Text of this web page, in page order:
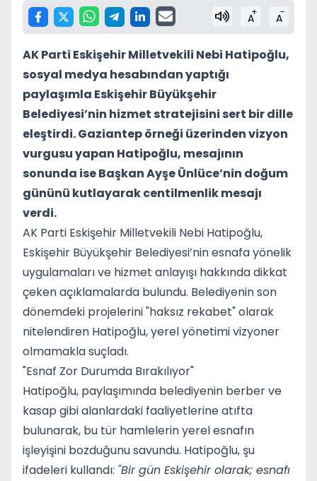
A+ A-
AK Parti Eskişehir Milletvekili Nebi Hatipoğlu,
sosyal medya hesabından yaptığı
paylaşımla Eskişehir Büyükşehir
Belediyesi’nin hizmet stratejisini sert bir dille
eleştirdi. Gaziantep örneği üzerinden vizyon
vurgusu yapan Hatipoğlu, mesajının
sonunda ise Başkan Ayşe Ünlüce’nin doğum
gününü kutlayarak centilmenlik mesajı
verdi.
AK Parti Eskişehir Milletvekili Nebi Hatipoğlu,
Eskişehir Büyükşehir Belediyesi’nin esnafa yönelik
uygulamaları ve hizmet anlayışı hakkında dikkat
çeken açıklamalarda bulundu. Belediyenin son
dönemdeki projelerini "haksız rekabet" olarak
nitelendiren Hatipoğlu, yerel yönetimi vizyoner
olmamakla suçladı.
"Esnaf Zor Durumda Bırakılıyor"
Hatipoğlu, paylaşımında belediyenin berber ve
kasap gibi alanlardaki faaliyetlerine atıfta
bulunarak, bu tür hamlelerin yerel esnafın
işleyişini bozduğunu savundu. Hatipoğlu, şu
ifadeleri kullandı: "Bir gün Eskişehir olarak; esnafı